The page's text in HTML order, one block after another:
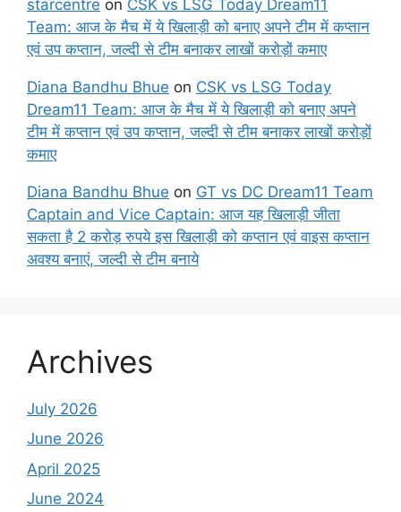
starcentre on CSK vs LSG Today Dream11
Team: आज के मैच में ये खिलाड़ी को बनाए अपने टीम में कप्तान
एवं उप कप्तान, जल्दी से टीम बनाकर लाखों करोड़ों कमाए
Diana Bandhu Bhue on CSK vs LSG Today
Dream11 Team: आज के मैच में ये खिलाड़ी को बनाए अपने
टीम में कप्तान एवं उप कप्तान, जल्दी से टीम बनाकर लाखों करोड़ों
कमाए
Diana Bandhu Bhue on GT vs DC Dream11 Team
Captain and Vice Captain: आज यह खिलाड़ी जीता
सकता है 2 करोड़ रुपये इस खिलाड़ी को कप्तान एवं वाइस कप्तान
अवश्य बनाएं, जल्दी से टीम बनाये
Archives
July 2026
June 2026
April 2025
June 2024